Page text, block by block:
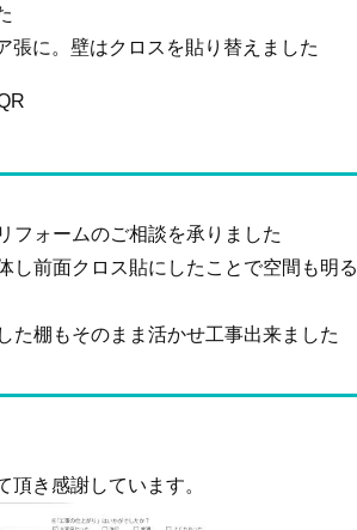
張に。壁はクロスを貼り替えました
フォームのご相談を承りました
し前面クロス貼にしたことで空間も明る
た棚もそのまま活かせ工事出来ました
頂き感謝しています。